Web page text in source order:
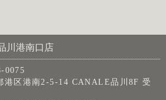
川港南口店
0075
港区港南2-5-14 CANALE品川8F 受